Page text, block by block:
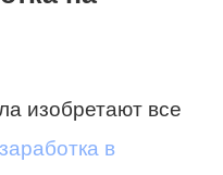
изобретают все
в